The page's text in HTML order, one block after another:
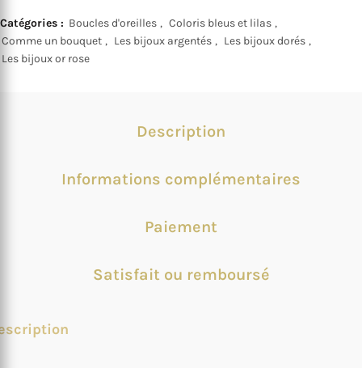
Catégories : Boucles d'oreilles , Coloris bleus et lilas ,
Comme un bouquet , Les bijoux argentés , Les bijoux dorés ,
Les bijoux or rose
Description
Informations complémentaires
Paiement
Satisfait ou remboursé